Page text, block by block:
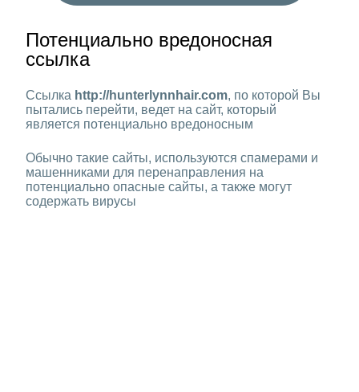
Потенциально вредоносная
ссылка
Ссылка http://hunterlynnhair.com, по которой Вы
пытались перейти, ведет на сайт, который
является потенциально вредоносным
Обычно такие сайты, используются спамерами и
машенниками для перенаправления на
потенциально опасные сайты, а также могут
содержать вирусы